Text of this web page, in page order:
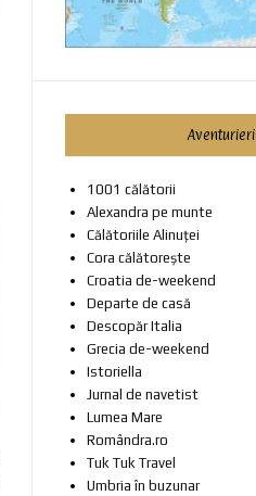
Aventurieri
1001 călătorii
Alexandra pe munte
Călătoriile Alinuței
Cora călătorește
Croatia de-weekend
Departe de casă
Descopăr Italia
Grecia de-weekend
Istoriella
Jurnal de navetist
Lumea Mare
Romândra.ro
Tuk Tuk Travel
Umbria în buzunar